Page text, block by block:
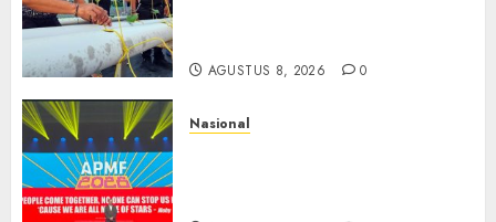
AGUSTUS 8, 2026 0
Nasional